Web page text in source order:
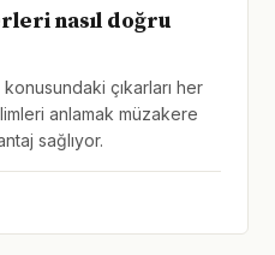
nasıl doğru
çıkarları her
anlamak müzakere
sağlıyor.